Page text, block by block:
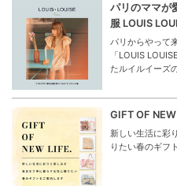
パリのママが
服 LOUIS
パリからやって
「LOUIS
たルイルイーズ
GIFT OF
新しい生活に彩
りたい春のギフ